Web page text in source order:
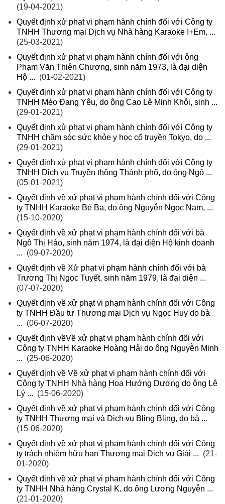
(19-04-2021)
Quyết định xử phạt vi phạm hành chính đối với Công ty
TNHH Thương mại Dịch vụ Nhà hàng Karaoke I+Em, ...
(25-03-2021)
Quyết định xử phạt vi phạm hành chính đối với ông
Phạm Văn Thiên Chương, sinh năm 1973, là đại diện
Hộ ... (01-02-2021)
Quyết định xử phạt vi phạm hành chính đối với Công ty
TNHH Mèo Đang Yêu, do ông Cao Lê Minh Khôi, sinh ...
(29-01-2021)
Quyết định xử phạt vi phạm hành chính đối với Công ty
TNHH chăm sóc sức khỏe y học cổ truyền Tokyo, do ...
(29-01-2021)
Quyết định xử phạt vi phạm hành chính đối với Công ty
TNHH Dịch vụ Truyền thông Thành phố, do ông Ngô ...
(05-01-2021)
Quyết định về xử phạt vi phạm hành chính đối với Công
ty TNHH Karaoke Bé Ba, do ông Nguyễn Ngọc Nam, ...
(15-10-2020)
Quyết định về xử phạt vi phạm hành chính đối với bà
Ngô Thị Hảo, sinh năm 1974, là đại diện Hộ kinh doanh
... (09-07-2020)
Quyết định về Xử phạt vi phạm hành chính đối với bà
Trương Thị Ngọc Tuyết, sinh năm 1979, là đại diện ...
(07-07-2020)
Quyết định về xử phạt vi phạm hành chính đối với Công
ty TNHH Đầu tư Thương mại Dịch vụ Ngọc Huy do bà
... (06-07-2020)
Quyết định vềVề xử phạt vi phạm hành chính đối với
Công ty TNHH Karaoke Hoàng Hải do ông Nguyễn Minh
... (25-06-2020)
Quyết định về Về xử phạt vi phạm hành chính đối với
Công ty TNHH Nhà hàng Hoa Hướng Dương do ông Lê
Lý ... (15-06-2020)
Quyết định về xử phạt vi phạm hành chính đối với Công
ty TNHH Thương mại và Dịch vụ Bling Bling, do bà ...
(15-06-2020)
Quyết định về xử phạt vi phạm hành chính đối với Công
ty trách nhiệm hữu hạn Thương mại Dịch vụ Giải ... (21-
01-2020)
Quyết định về xử phạt vi phạm hành chính đối với Công
ty TNHH Nhà hàng Crystal K, do ông Lương Nguyễn ...
(21-01-2020)